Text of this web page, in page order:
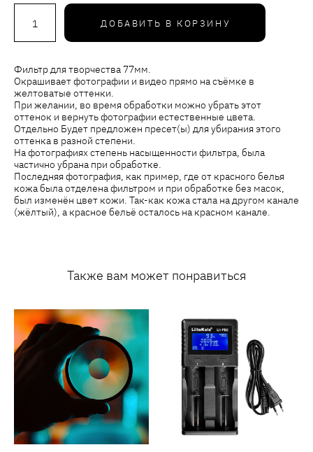
ДОБАВИТЬ В КОРЗИНУ
Фильтр для творчества 77мм.
Окрашивает фотографии и видео прямо на съёмке в
желтоватые оттенки.
При желании, во время обработки можно убрать этот
оттенок и вернуть фотографии естественные цвета.
Отдельно Будет предложен пресет(ы) для убирания этого
оттенка в разной степени.
На фотографиях степень насыщенности фильтра, была
частично убрана при обработке.
Последняя фотография, как пример, где от красного белья
кожа была отделена фильтром и при обработке без масок,
был изменён цвет кожи. Так-как кожа стала на другом канале
(жёлтый), а красное бельё осталось на красном канале.
Также вам может понравиться